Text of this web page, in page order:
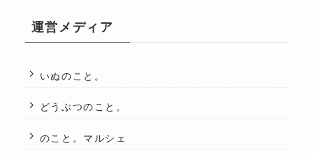
運営メディア
いぬのこと。
どうぶつのこと。
のこと。マルシェ